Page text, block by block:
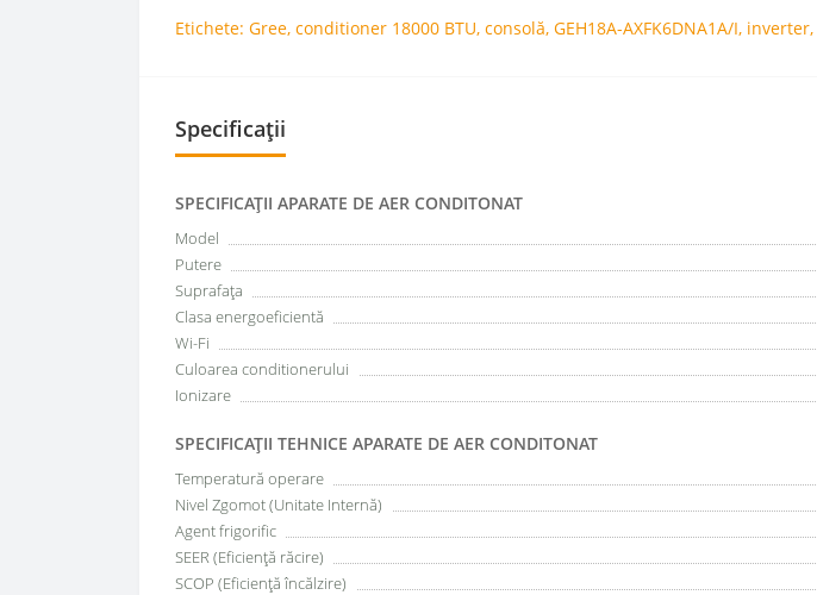
Etichete: Gree, conditioner 18000 BTU, consolă, GEH18A-AXFK6DNA1A/I, inverter,
Specificații
SPECIFICAŢII APARATE DE AER CONDITONAT
Model
Putere
Suprafața
Clasa energoeficientă
Wi-Fi
Culoarea conditionerului
Ionizare
SPECIFICAŢII TEHNICE APARATE DE AER CONDITONAT
Temperatură operare
Nivel Zgomot (Unitate Internă)
Agent frigorific
SEER (Eficiență răcire)
SCOP (Eficiență încălzire)